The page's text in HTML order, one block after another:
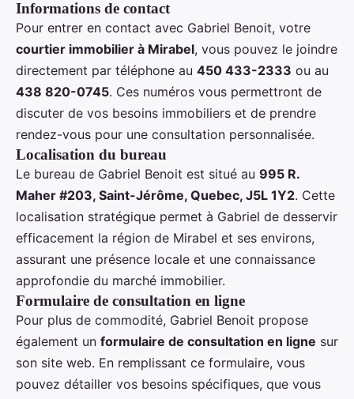
Informations de contact
Pour entrer en contact avec Gabriel Benoit, votre
courtier immobilier à Mirabel, vous pouvez le joindre
directement par téléphone au 450 433-2333 ou au
438 820-0745. Ces numéros vous permettront de
discuter de vos besoins immobiliers et de prendre
rendez-vous pour une consultation personnalisée.
Localisation du bureau
Le bureau de Gabriel Benoit est situé au 995 R.
Maher #203, Saint-Jérôme, Quebec, J5L 1Y2. Cette
localisation stratégique permet à Gabriel de desservir
efficacement la région de Mirabel et ses environs,
assurant une présence locale et une connaissance
approfondie du marché immobilier.
Formulaire de consultation en ligne
Pour plus de commodité, Gabriel Benoit propose
également un formulaire de consultation en ligne sur
son site web. En remplissant ce formulaire, vous
pouvez détailler vos besoins spécifiques, que vous